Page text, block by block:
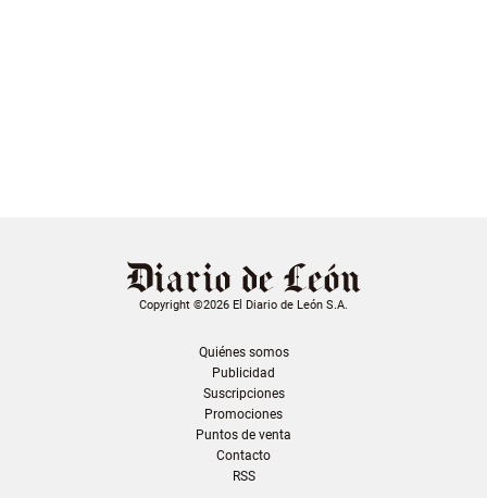
Copyright ©2026 El Diario de León S.A.
Quiénes somos
Publicidad
Suscripciones
Promociones
Puntos de venta
Contacto
RSS